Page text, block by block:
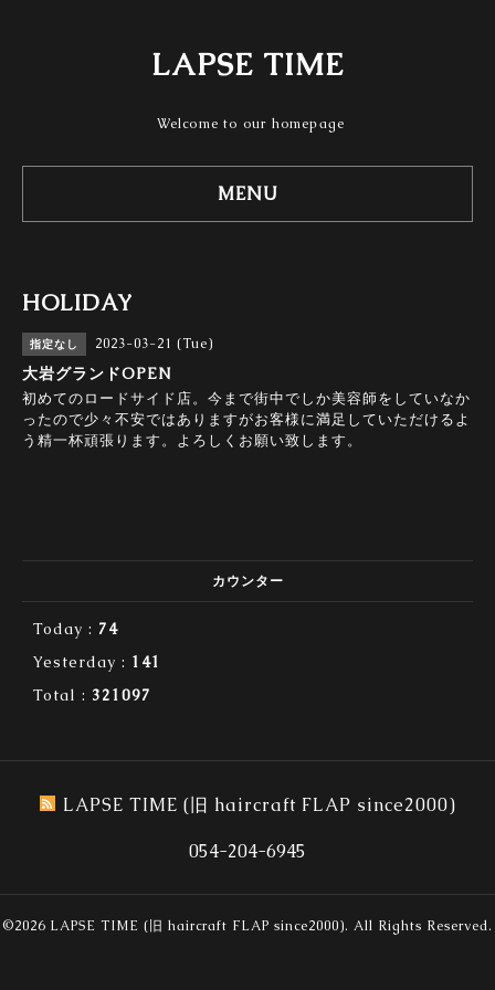
LAPSE TIME
Welcome to our homepage
MENU
HOLIDAY
指定なし 2023-03-21 (Tue)
大岩グランドOPEN
初めてのロードサイド店。今まで街中でしか美容師をしていなか
ったので少々不安ではありますがお客様に満足していただけるよ
う精一杯頑張ります。よろしくお願い致します。
カウンター
Today : 74
Yesterday : 141
Total : 321097
LAPSE TIME (旧 haircraft FLAP since2000)
054-204-6945
©2026 LAPSE TIME (旧 haircraft FLAP since2000). All Rights Reserved.